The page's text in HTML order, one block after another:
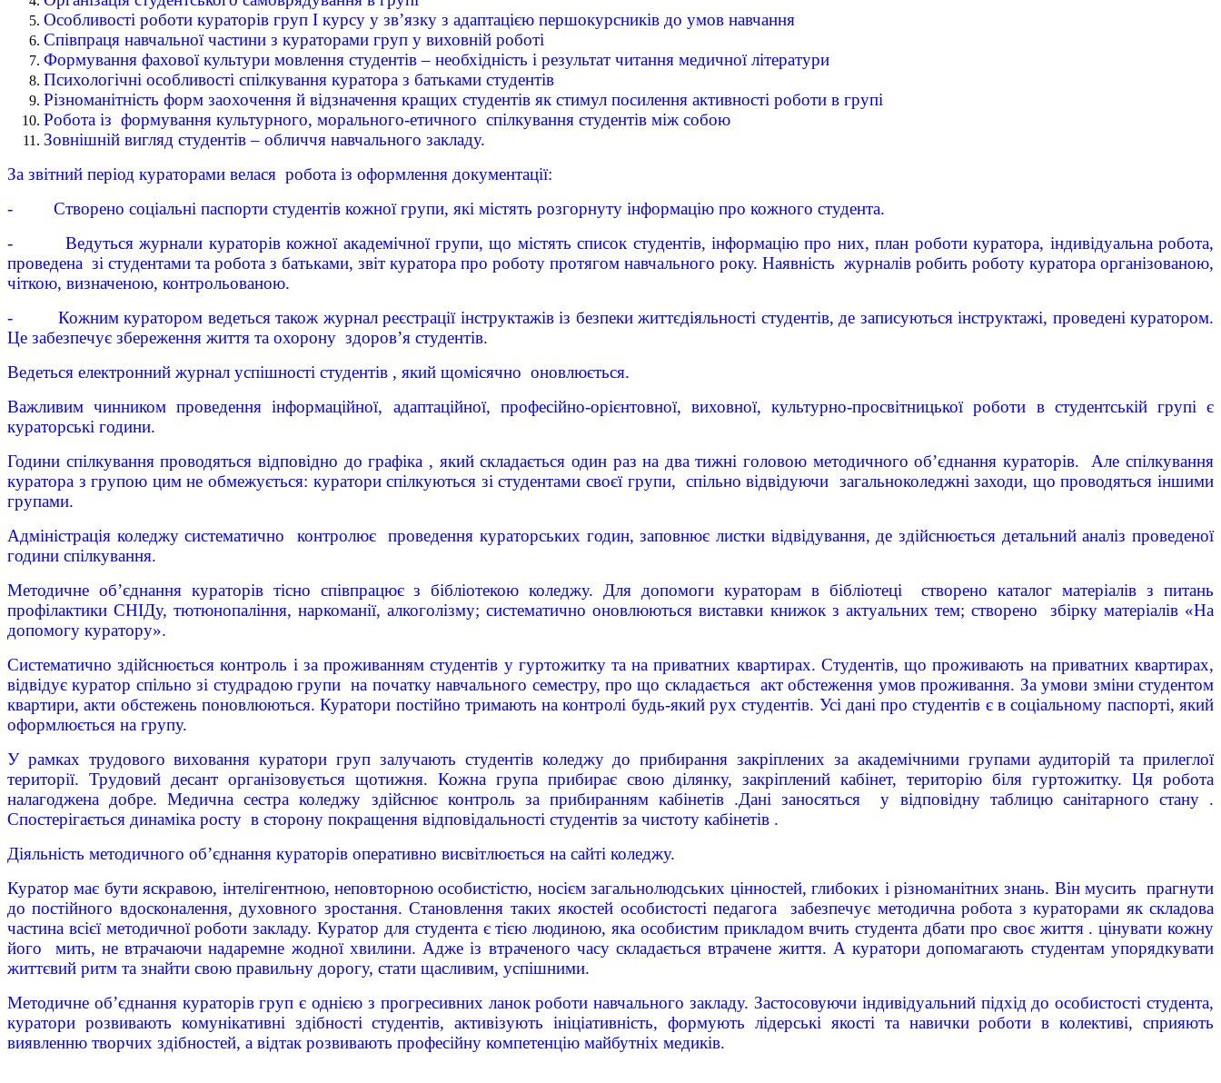
Особливості роботи кураторів груп І курсу у зв’язку з адаптацією першокурсників до умов навчання
Співпраця навчальної частини з кураторами груп у виховній роботі
Формування фахової культури мовлення студентів – необхідність і результат читання медичної літератури
Психологічні особливості спілкування куратора з батьками студентів
Різноманітність форм заохочення й відзначення кращих студентів як стимул посилення активності роботи в групі
Робота із формування культурного, морального-етичного спілкування студентів між собою
Зовнішній вигляд студентів – обличчя навчального закладу.
За звітний період кураторами велася робота із оформлення документації:
- Створено соціальні паспорти студентів кожної групи, які містять розгорнуту інформацію про кожного студента.
- Ведуться журнали кураторів кожної академічної групи, що містять список студентів, інформацію про них, план роботи куратора, індивідуальна робота,
проведена зі студентами та робота з батьками, звіт куратора про роботу протягом навчального року. Наявність журналів робить роботу куратора організованою,
чіткою, визначеною, контрольованою.
- Кожним куратором ведеться також журнал реєстрації інструктажів із безпеки життєдіяльності студентів, де записуються інструктажі, проведені куратором.
Це забезпечує збереження життя та охорону здоров’я студентів.
Ведеться електронний журнал успішності студентів , який щомісячно оновлюється.
Важливим чинником проведення інформаційної, адаптаційної, професійно-орієнтовної, виховної, культурно-просвітницької роботи в студентській групі є
кураторські години.
Години спілкування проводяться відповідно до графіка , який складається один раз на два тижні головою методичного об’єднання кураторів. Але спілкування
куратора з групою цим не обмежується: куратори спілкуються зі студентами своєї групи, спільно відвідуючи загальноколеджні заходи, що проводяться іншими
групами.
Адміністрація коледжу систематично контролює проведення кураторських годин, заповнює листки відвідування, де здійснюється детальний аналіз проведеної
години спілкування.
Методичне об’єднання кураторів тісно співпрацює з бібліотекою коледжу. Для допомоги кураторам в бібліотеці створено каталог матеріалів з питань
профілактики СНІДу, тютюнопаління, наркоманії, алкоголізму; систематично оновлюються виставки книжок з актуальних тем; створено збірку матеріалів «На
допомогу куратору».
Систематично здійснюється контроль і за проживанням студентів у гуртожитку та на приватних квартирах. Студентів, що проживають на приватних квартирах,
відвідує куратор спільно зі студрадою групи на початку навчального семестру, про що складається акт обстеження умов проживання. За умови зміни студентом
квартири, акти обстежень поновлюються. Куратори постійно тримають на контролі будь-який рух студентів. Усі дані про студентів є в соціальному паспорті, який
оформлюється на групу.
У рамках трудового виховання куратори груп залучають студентів коледжу до прибирання закріплених за академічними групами аудиторій та прилеглої
території. Трудовий десант організовується щотижня. Кожна група прибирає свою ділянку, закріплений кабінет, територію біля гуртожитку. Ця робота
налагоджена добре. Медична сестра коледжу здійснює контроль за прибиранням кабінетів .Дані заносяться у відповідну таблицю санітарного стану .
Спостерігається динаміка росту в сторону покращення відповідальності студентів за чистоту кабінетів .
Діяльність методичного об’єднання кураторів оперативно висвітлюється на сайті коледжу.
Куратор має бути яскравою, інтелігентною, неповторною особистістю, носієм загальнолюдських цінностей, глибоких і різноманітних знань. Він мусить прагнути
до постійного вдосконалення, духовного зростання. Становлення таких якостей особистості педагога забезпечує методична робота з кураторами як складова
частина всієї методичної роботи закладу. Куратор для студента є тією людиною, яка особистим прикладом вчить студента дбати про своє життя . цінувати кожну
його мить, не втрачаючи надаремне жодної хвилини. Адже із втраченого часу складається втрачене життя. А куратори допомагають студентам упорядкувати
життєвий ритм та знайти свою правильну дорогу, стати щасливим, успішними.
Методичне об’єднання кураторів груп є однією з прогресивних ланок роботи навчального закладу. Застосовуючи індивідуальний підхід до особистості студента,
куратори розвивають комунікативні здібності студентів, активізують ініціативність, формують лідерські якості та навички роботи в колективі, сприяють
виявленню творчих здібностей, а відтак розвивають професійну компетенцію майбутніх медиків.